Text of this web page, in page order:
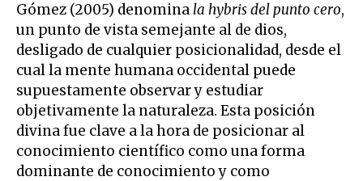
Gómez (2005) denomina la hybris del punto cero,
un punto de vista semejante al de dios,
desligado de cualquier posicionalidad, desde el
cual la mente humana occidental puede
supuestamente observar y estudiar
objetivamente la naturaleza. Esta posición
divina fue clave a la hora de posicionar al
conocimiento científico como una forma
dominante de conocimiento y como